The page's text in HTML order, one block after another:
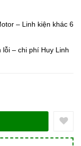
– Linh kiện khác 6
– chi phí Huy Linh